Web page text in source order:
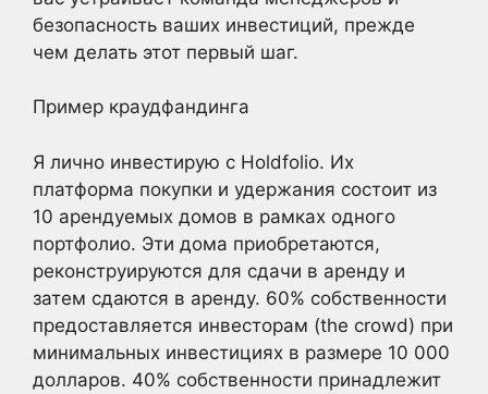
безопасность ваших инвестиций, прежде
чем делать этот первый шаг.
Пример краудфандинга
Я лично инвестирую с Holdfolio. Их
платформа покупки и удержания состоит из
10 арендуемых домов в рамках одного
портфолио. Эти дома приобретаются,
реконструируются для сдачи в аренду и
затем сдаются в аренду. 60% собственности
предоставляется инвесторам (the crowd) при
минимальных инвестициях в размере 10 000
долларов. 40% собственности принадлежит